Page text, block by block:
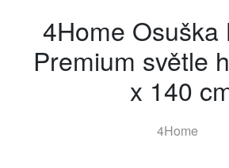
4Home Osuška
Premium světle
x 140
4Home